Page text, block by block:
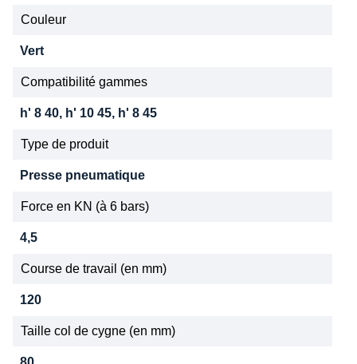
Couleur
Vert
Compatibilité gammes
h' 8 40, h' 10 45, h' 8 45
Type de produit
Presse pneumatique
Force en KN (à 6 bars)
4,5
Course de travail (en mm)
120
Taille col de cygne (en mm)